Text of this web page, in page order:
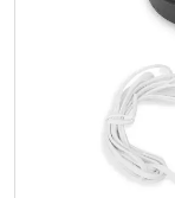
Catálogos